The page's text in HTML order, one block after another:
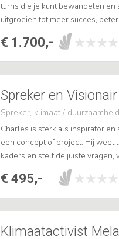
turns die je kunt bewandelen en
uitgroeien tot meer succes,
De meest gemaakte fout in het
€ 1.700,-
Spreker en
Spreker, klimaat / duurzaamheid
Charles is sterk als inspirator
een concept of project. Hij weet
kaders en stelt de juiste vragen,
Daarnaast kan hij een publiek
€ 495,-
Klimaatactivist